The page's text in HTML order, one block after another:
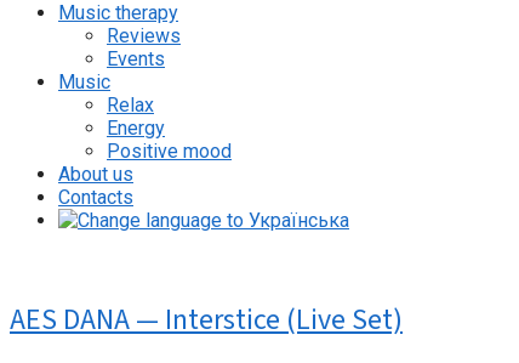
Music therapy
Reviews
Events
Music
Relax
Energy
Positive mood
About us
Contacts
AES DANA — Interstice (Live Set)